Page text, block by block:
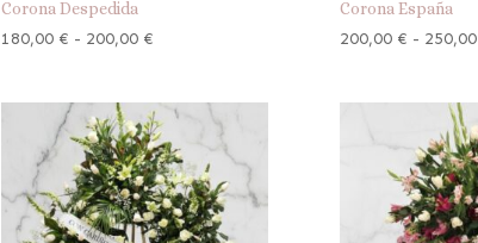
Corona Despedida
180,00 € - 200,00 €Rango
desde
180,00 €
hasta
200,00 €
Corona España
200,00 € - 250,00